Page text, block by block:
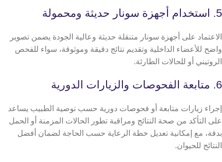
5. استخدام أجهزة سونار حديثة ومحمولة
الاعتماد على أجهزة سونار متنقلة حديثة وعالية الجودة يضمن تصوير
واضح للأعضاء الداخلية وتقديم نتائج دقيقة وموثوقة، سواء للفحص
الروتيني أو للحالات الطارئة.
6. متابعة الفحوصات والزيارات الدورية
إجراء زيارات متابعة أو فحوصات دورية حسب توصية الطبيب يساعد
على التأكد من صحة النتائج ومراقبة تطور الحالات المزمنة أو الحمل
بدقة، مع إمكانية تعديل خطة الرعاية حسب الحاجة لضمان أفضل
النتائج للحيوان.